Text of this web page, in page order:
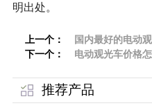
明出处。
上一个：
国内最好的电动
「专菱」
下一个：
电动观光车价格
推荐产品